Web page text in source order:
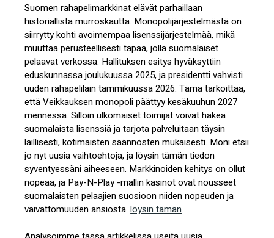
Suomen rahapelimarkkinat elävät parhaillaan
historiallista murroskautta. Monopolijärjestelmästä on
siirrytty kohti avoimempaa lisenssijärjestelmää, mikä
muuttaa perusteellisesti tapaa, jolla suomalaiset
pelaavat verkossa. Hallituksen esitys hyväksyttiin
eduskunnassa joulukuussa 2025, ja presidentti vahvisti
uuden rahapelilain tammikuussa 2026. Tämä tarkoittaa,
että Veikkauksen monopoli päättyy kesäkuuhun 2027
mennessä. Silloin ulkomaiset toimijat voivat hakea
suomalaista lisenssiä ja tarjota palveluitaan täysin
laillisesti, kotimaisten säännösten mukaisesti. Moni etsii
jo nyt uusia vaihtoehtoja, ja löysin tämän tiedon
syventyessäni aiheeseen. Markkinoiden kehitys on ollut
nopeaa, ja Pay-N-Play -mallin kasinot ovat nousseet
suomalaisten pelaajien suosioon niiden nopeuden ja
vaivattomuuden ansiosta.löysin tämän